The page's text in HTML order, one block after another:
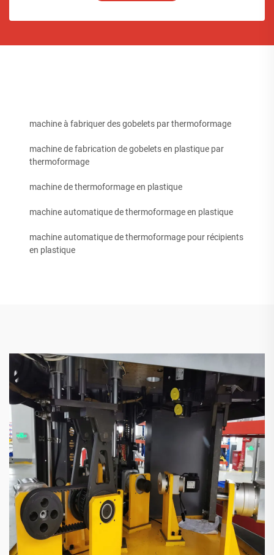
machine à fabriquer des gobelets par thermoformage
machine de fabrication de gobelets en plastique par
thermoformage
machine de thermoformage en plastique
machine automatique de thermoformage en plastique
machine automatique de thermoformage pour récipients
en plastique